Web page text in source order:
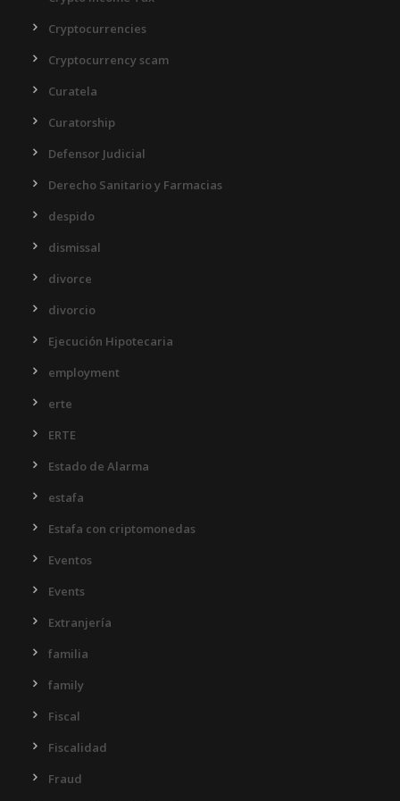
Cryptocurrencies
Cryptocurrency scam
Curatela
Curatorship
Defensor Judicial
Derecho Sanitario y Farmacias
despido
dismissal
divorce
divorcio
Ejecución Hipotecaria
employment
erte
ERTE
Estado de Alarma
estafa
Estafa con criptomonedas
Eventos
Events
Extranjería
familia
family
Fiscal
Fiscalidad
Fraud